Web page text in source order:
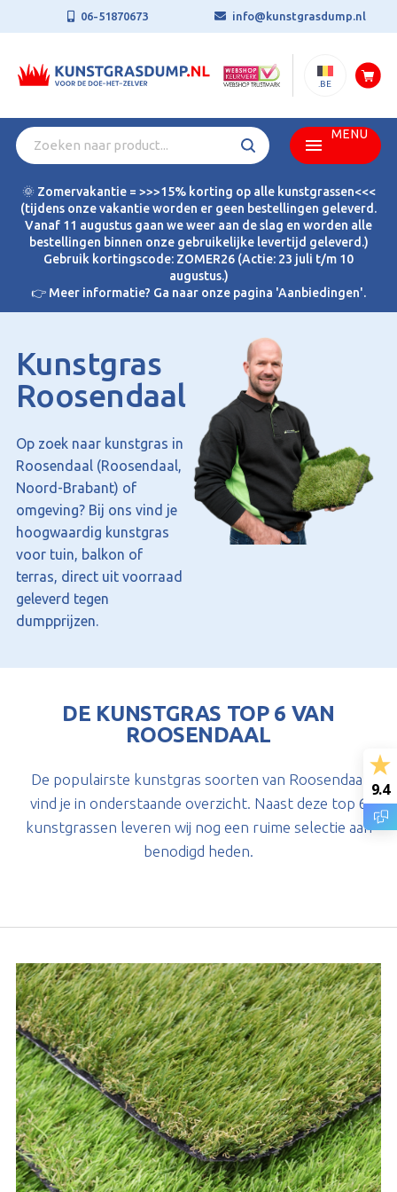
06-51870673 info@kunstgrasdump.nl
.BE
MENU
🌞 Zomervakantie = >>>15% korting op alle kunstgrassen<<<
(tijdens onze vakantie worden er geen bestellingen geleverd.
Vanaf 11 augustus gaan we weer aan de slag en worden alle
bestellingen binnen onze gebruikelijke levertijd geleverd.)
Gebruik kortingscode: ZOMER26 (Actie: 23 juli t/m 10
augustus.)
👉 Meer informatie? Ga naar onze pagina 'Aanbiedingen'.
Kunstgras
Roosendaal
Op zoek naar kunstgras in
Roosendaal (Roosendaal,
Noord-Brabant) of
omgeving? Bij ons vind je
hoogwaardig kunstgras
voor tuin, balkon of
terras, direct uit voorraad
geleverd tegen
dumpprijzen.
DE KUNSTGRAS TOP 6 VAN
ROOSENDAAL
De populairste kunstgras soorten van Roosendaal
vind je in onderstaande overzicht. Naast deze top 6
kunstgrassen leveren wij nog een ruime selectie aan
benodigd heden.
9.4